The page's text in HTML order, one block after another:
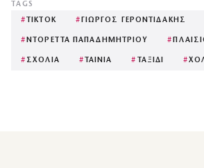
TAGS
# TIKTOK # ΓΙΩΡΓΟΣ ΓΕΡΟΝΤΙΔΑΚΗΣ
# ΝΤΟΡΕΤΤΑ ΠΑΠΑΔΗΜΗΤΡΙΟΥ #
# ΣΧΟΛΙΑ # ΤΑΙΝΙΑ # ΤΑΞΙΔΙ #